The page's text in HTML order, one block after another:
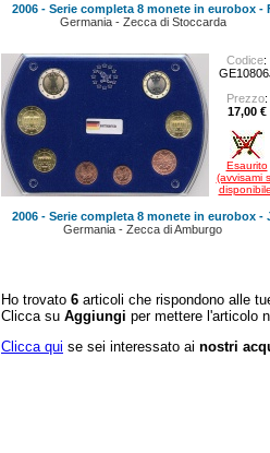
2006 - Serie completa 8 monete in eurobox -
Germania - Zecca di Stoccarda
Codice:
Prezzo:
17,00 €
Esaurito
(avvisami
2006 - Serie completa 8 monete in eurobox -
Germania - Zecca di Amburgo
Ho trovato 6 articoli che rispondono alle
Clicca su Aggiungi per mettere l'articolo
Clicca qui se sei interessato ai nostri